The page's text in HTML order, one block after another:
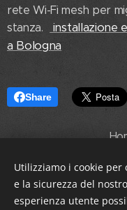
rete Wi-Fi mesh per
stanza.
installazione
a Bologna
Share
By
Utilizziamo i cookie
e la sicurezza del
esperienza utente